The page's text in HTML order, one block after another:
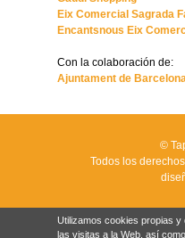
Eix Comercial Sagrada
Encantsnous Eix
Con la colaboración de:
Ajuntament de Barcelona
©
Todos los
Utilizamos cookies propias
las visitas a la Web, así